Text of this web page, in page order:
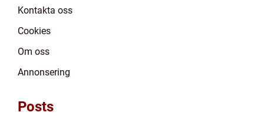
Kontakta oss
Cookies
Om oss
Annonsering
Posts